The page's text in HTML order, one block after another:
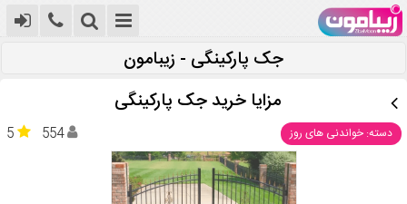
جک پارکینگی - زیبامون
مزایا خرید جک پارکینگی
دسته: خواندنی های روز 5 554